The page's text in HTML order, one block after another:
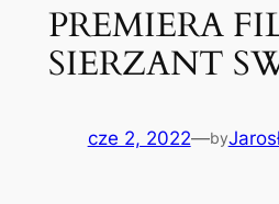
PREMIERA
SIERZANT
cze 2, 2022—by